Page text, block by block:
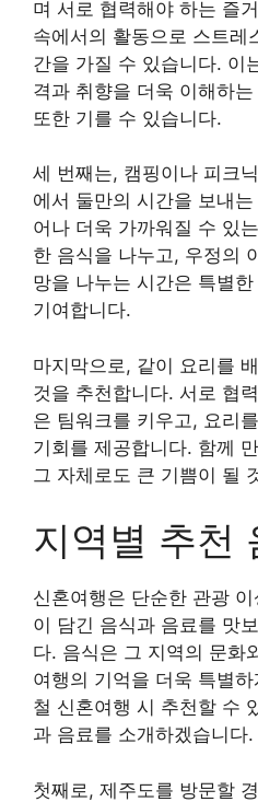
며 서로 협력해야 하는 즐
속에서의 활동으로 스트레
간을 가질 수 있습니다. 이
격과 취향을 더욱 이해하
또한 기를 수 있습니다.
세 번째는, 캠핑이나 피크
에서 둘만의 시간을 보내
어나 더욱 가까워질 수 있
한 음식을 나누고, 우정의
망을 나누는 시간은 특별
기여합니다.
마지막으로, 같이 요리를
것을 추천합니다. 서로 협
은 팀워크를 키우고, 요리
기회를 제공합니다. 함께
그 자체로도 큰 기쁨이 될
지역별 추천
신혼여행은 단순한 관광
이 담긴 음식과 음료를 맛
다. 음식은 그 지역의 문화
여행의 기억을 더욱 특별
철 신혼여행 시 추천할 수
과 음료를 소개하겠습니다.
첫째로, 제주도를 방문할